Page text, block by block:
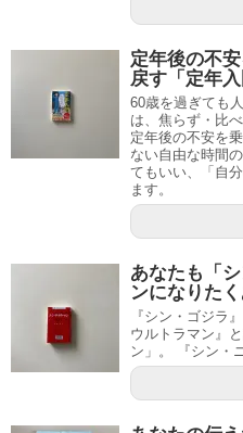
定年後の不
戻す「定年
60歳を過ぎても
は、焦らず・比
定年後の不安を
ない自由な時間
てもいい、「自
ます。
あなたも「
ンになりた
『シン・ゴジラ
ウルトラマン』
ン」。 『シン・